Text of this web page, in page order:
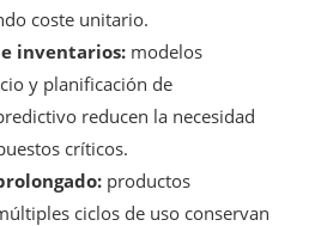
coste unitario.
inventarios: modelos
y planificación de
reducen la necesidad
críticos.
productos
ciclos de uso conservan